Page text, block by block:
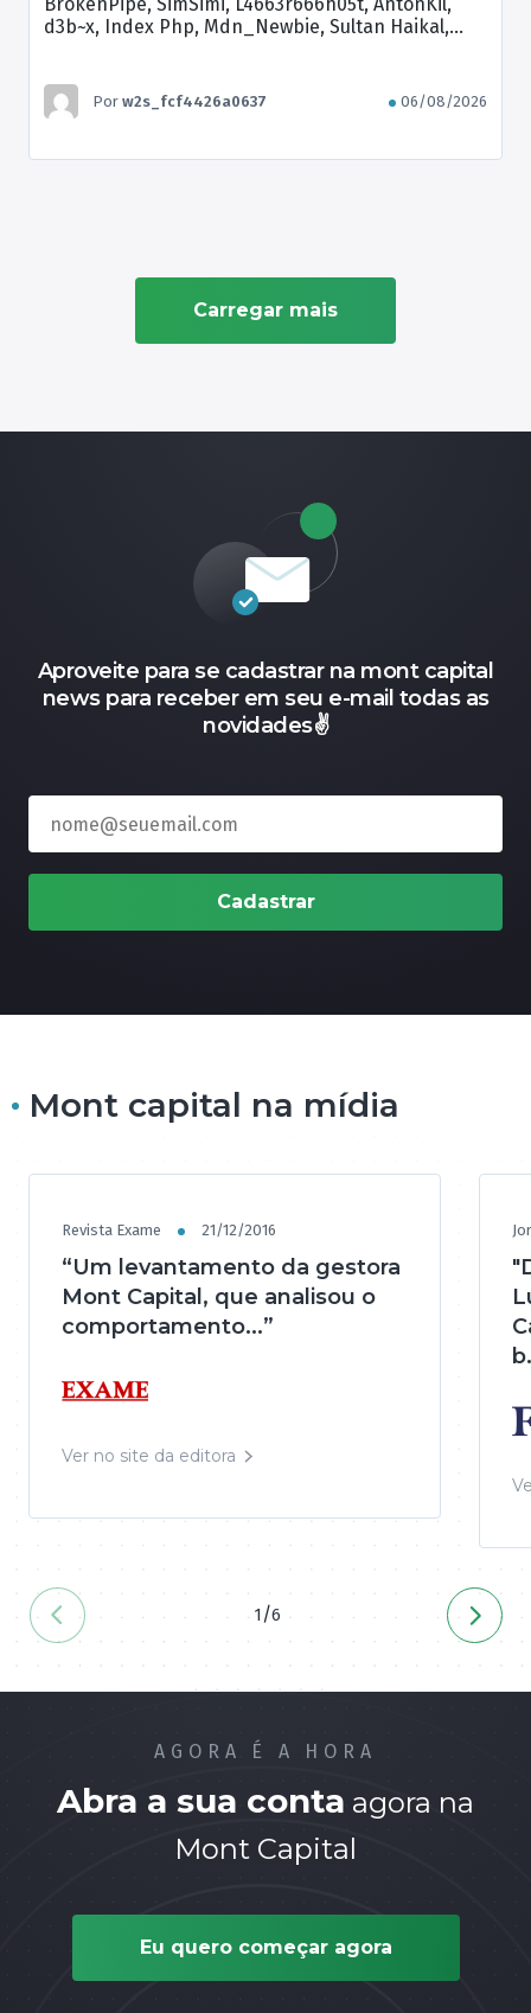
d3b~x, Index Php, Mdn_Newbie, Sultan Haikal,
Por w2s_fcf4426a0637 06/08/2026
Carregar mais
Aproveite para se cadastrar na mont capital
news para receber em seu e-mail todas as
novidades✌️
Cadastrar
Mont capital na mídia
Revista Exame 21/12/2016
“Um levantamento da gestora
Mont Capital, que analisou o
comportamento...”
Ver no site da editora
1/6
AGORA É A HORA
Abra a sua conta agora na
Mont Capital
Eu quero começar agora